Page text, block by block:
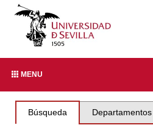
MENU
Búsqueda Departamentos